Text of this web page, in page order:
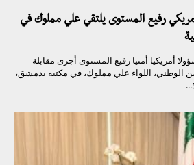
رفيع المستوى يلتقي علي مملوك في
أمريكيا أمنيا رفيع المستوى أجرى مقابلة
اللواء علي مملوك، في مكتبه بدمشق،